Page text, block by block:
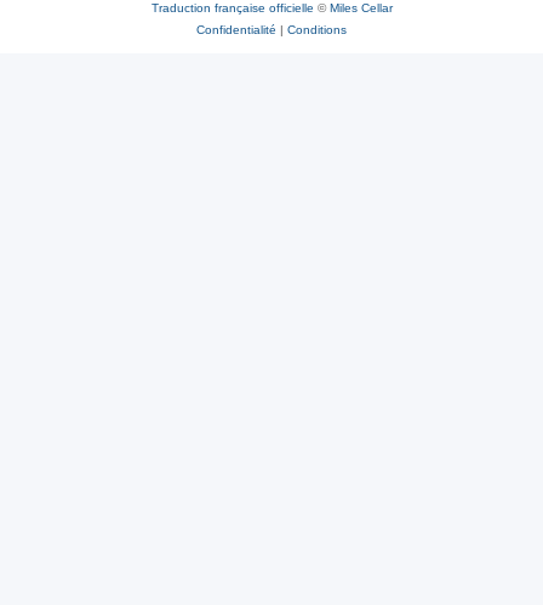
Traduction française officielle ©Miles Cellar
Confidentialité | Conditions